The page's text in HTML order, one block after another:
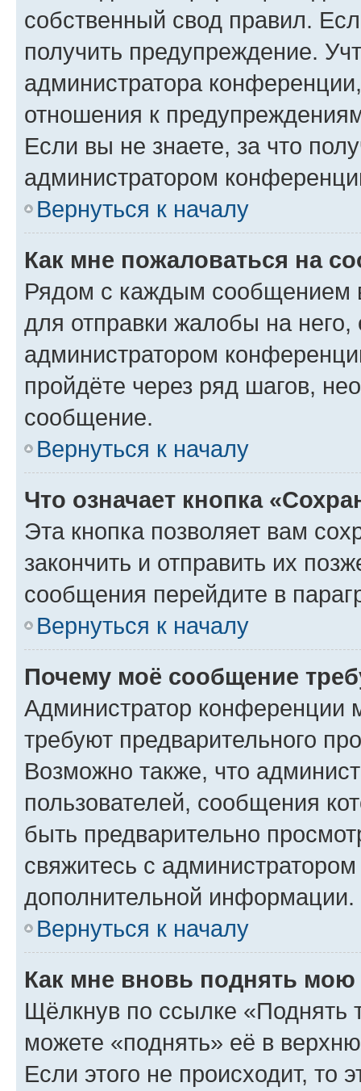
собственный свод правил.
получить предупреждение.
администратора
отношения к
Если вы не знаете, за что
администратором
Вернуться к началу
Как мне пожаловаться на
Рядом с каждым сообщением
для отправки жалобы на
администратором
пройдёте через ряд шагов,
сообщение.
Вернуться к началу
Что означает кнопка
Эта кнопка позволяет вам
закончить и отправить их
сообщения перейдите в
Вернуться к началу
Почему моё сообщение
Администратор конференции
требуют предварительного
Возможно также, что
пользователей, сообщения
быть предварительно
свяжитесь с
дополнительной информации.
Вернуться к началу
Как мне вновь поднять мою
Щёлкнув по ссылке «Поднять
можете «поднять» её в
Если этого не происходит, то